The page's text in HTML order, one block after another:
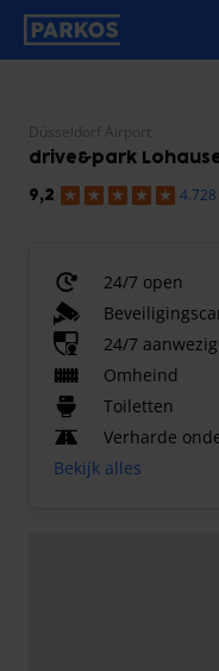
label-voor-primaire-
Düsseldorf Airport
drive&park
9,2
24/7 open
24/7
Omheind
Toiletten
Verharde
Bekijk alles